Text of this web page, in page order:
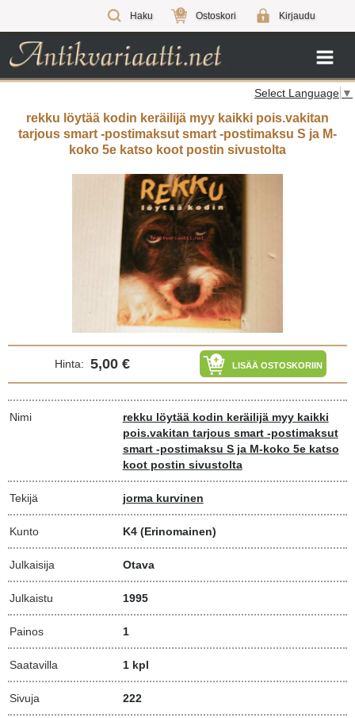
Haku 0 Ostoskori Kirjaudu
Select Language ▼
rekku löytää kodin keräilijä myy kaikki pois.vakitan
tarjous smart -postimaksut smart -postimaksu S ja M-
koko 5e katso koot postin sivustolta
Hinta: 5,00 € LISÄÄ OSTOSKORIIN
Nimi
rekku löytää kodin keräilijä myy kaikki
pois.vakitan tarjous smart -postimaksut
smart -postimaksu S ja M-koko 5e katso
koot postin sivustolta
Tekijä jorma kurvinen
Kunto K4 (Erinomainen)
Julkaisija Otava
Julkaistu 1995
Painos 1
Saatavilla 1 kpl
Sivuja 222